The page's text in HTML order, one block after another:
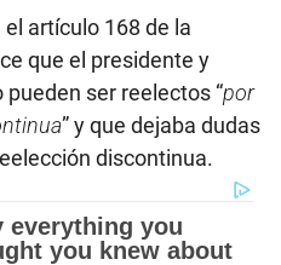
artículo 168 de la
que el presidente y
ser reelectos “por
” y que dejaba dudas
discontinua.